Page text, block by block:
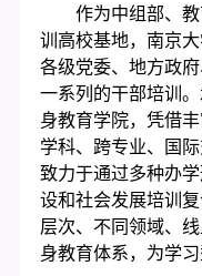
作为中组部、
训高校基地，南京
各级党委、地方政
一系列的干部培训
身教育学院，凭借
学科、跨专业、国
致力于通过多种办
设和社会发展培训
层次、不同领域、
身教育体系，为学